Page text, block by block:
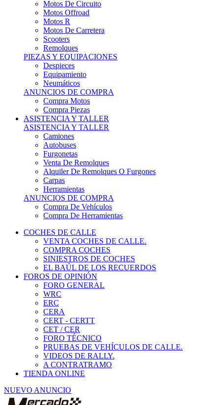
Motos R
Motos De Carretera
Scooters
Remolques
PIEZAS Y EQUIPACIONES
Despieces
Equipamiento
Neumáticos
ANUNCIOS DE COMPRA
Compra Motos
Compra Piezas
ASISTENCIA Y TALLER
ASISTENCIA Y TALLER
Camiones
Autobuses
Furgonetas
Venta De Remolques
Alquiler De Remolques O Furgones
Carpas
Herramientas
ANUNCIOS DE COMPRA
Compra De Vehículos
Compra De Herramientas
COCHES DE CALLE
VENTA COCHES DE CALLE.
COMPRA COCHES
SINIESTROS DE COCHES
EL BAÚL DE LOS RECUERDOS
FOROS DE OPINIÓN
FORO GENERAL
WRC
ERC
CERA
CERT - CERTT
CET / CER
FORO TÉCNICO
PRUEBAS DE VEHÍCULOS DE CALLE.
VIDEOS DE RALLY.
A CONTRATRAMO
TIENDA ONLINE
NUEVO ANUNCIO